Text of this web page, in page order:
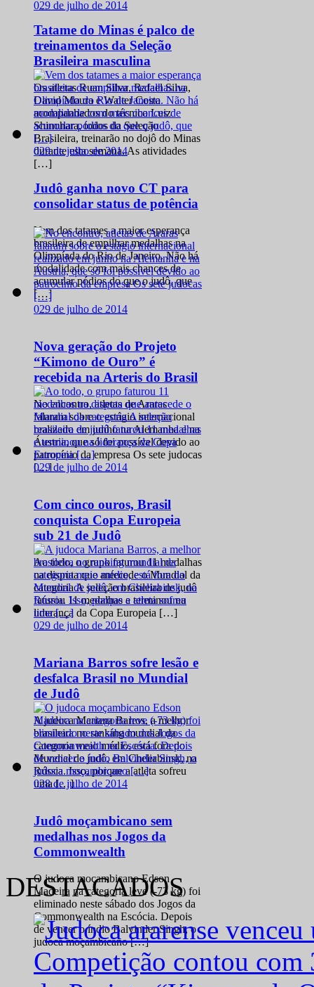
029 de julho de 2014
Tatame do Minas é palco de
treinamentos da Seleção
Brasileira masculina
Os atletas Ruan Silva, Rafael Silva,
David Moura e Walter Costa
acompanhados do técnico Luiz
Shinohara, todos da Seleção
Brasileira, treinarão no dojô do Minas
durante esta semana. As atividades
[…]
029 de julho de 2014
Judô ganha novo CT para
consolidar status de potência
Vem dos tatames a maior esperança
brasileira de empilhar medalhas na
Olimpíada do Rio de Janeiro. Não há
modalidade com mais chances de
acumular pódios do que o judô, que
[…]
029 de julho de 2014
Nova geração do Projeto
“Kimono de Ouro” é
recebida na Arteris do Brasil
No encontro, atletas de Araras
falaram sobre o estágio internacional
realizado em junho na Alemanha e na
Áustria, que só foi possível devido ao
patrocínio da empresa Os sete judocas
[…]
029 de julho de 2014
Com cinco ouros, Brasil
conquista Copa Europeia
sub 21 de Judô
Ao todo, o grupo faturou 11 medalhas
na disputa que antecede o Mundial da
categoria A seleção brasileira de judô
faturou 11 medalhas e terminou na
liderança da Copa Europeia […]
029 de julho de 2014
Mariana Barros sofre lesão e
desfalca Brasil no Mundial
de Judô
A judoca Mariana Barros, a melhor
brasileira no ranking mundial da
categoria meio médio, está fora do
Mundial de judô, em Cheliabinsk, na
Rússia. Isso, porque a atleta sofreu
uma […]
028 de julho de 2014
Judô moçambicano sem
medalhas nos Jogos da
Commonwealth
O judoca moçambicano Edson
Madeira na categoria leve (-73 kg) foi
eliminado neste sábado dos Jogos da
Commonwealth na Escócia. Depois
de vencer o índio Balvinder Singh, o
judoca moçambicano […]
DESTACADOS